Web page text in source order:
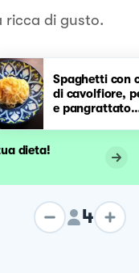
ricca di gusto.
Spaghetti con
di cavolfiore,
e pangrattato
dieta!
4